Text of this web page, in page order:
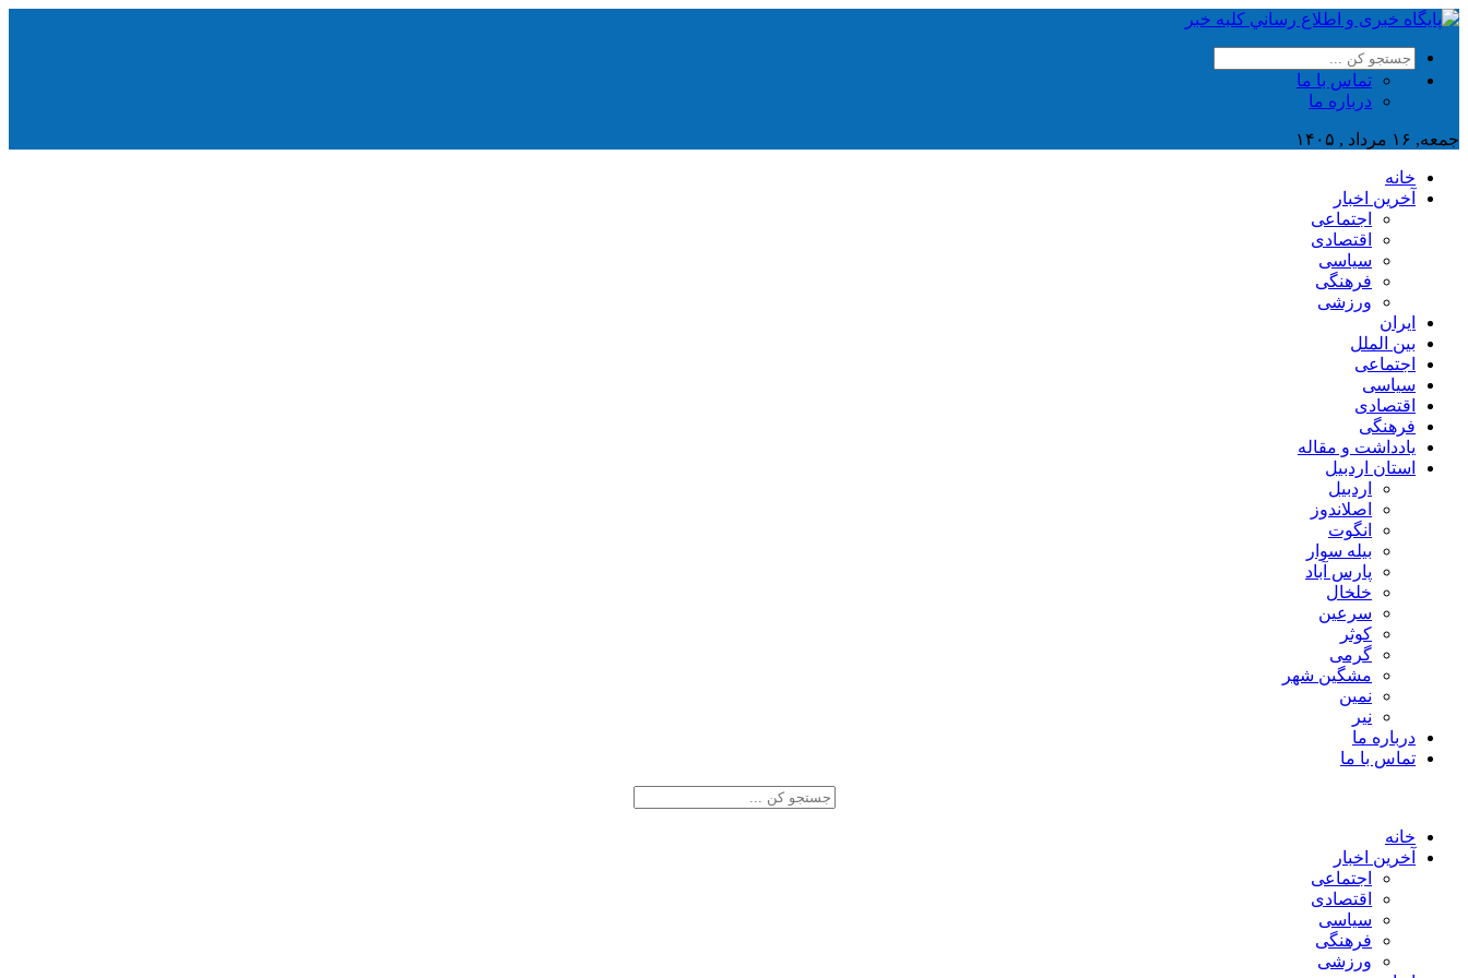
تماس با ما
درباره ما
جمعه, ۱۶ مرداد , ۱۴۰۵
خانه
آخرین اخبار
اجتماعی
اقتصادی
سیاسی
فرهنگی
ورزشی
ایران
بین الملل
اجتماعی
سیاسی
اقتصادی
فرهنگی
یادداشت و مقاله
استان اردبیل
اردبیل
اصلاندوز
انگوت
بیله سوار
پارس آباد
خلخال
سرعین
کوثر
گرمی
مشگین شهر
نمین
نیر
درباره ما
تماس با ما
خانه
آخرین اخبار
اجتماعی
اقتصادی
سیاسی
فرهنگی
ورزشی